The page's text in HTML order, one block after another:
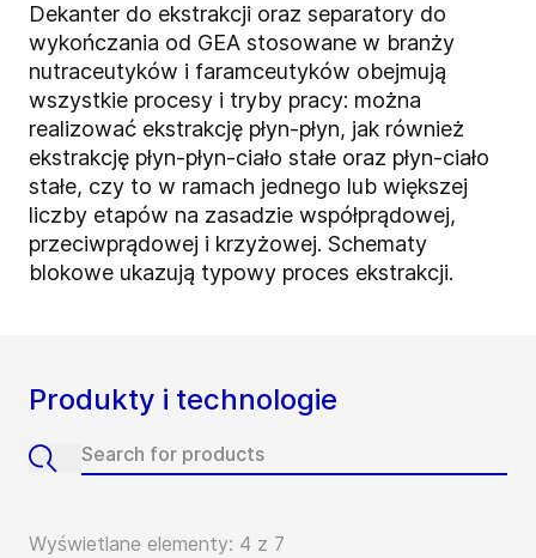
Dekanter do ekstrakcji oraz separatory do
wykończania od GEA stosowane w branży
nutraceutyków i faramceutyków obejmują
wszystkie procesy i tryby pracy: można
realizować ekstrakcję płyn-płyn, jak również
ekstrakcję płyn-płyn-ciało stałe oraz płyn-ciało
stałe, czy to w ramach jednego lub większej
liczby etapów na zasadzie współprądowej,
przeciwprądowej i krzyżowej. Schematy
blokowe ukazują typowy proces ekstrakcji.
Produkty i technologie
Wyświetlane elementy: 4 z 7